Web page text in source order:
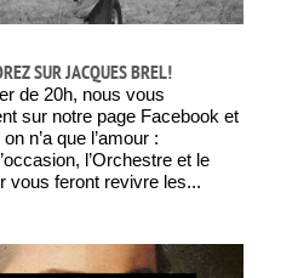
SUR JACQUES BREL!
de 20h, nous vous
sur notre page Facebook et
n’a que l’amour :
l’Orchestre et le
vous feront revivre les...